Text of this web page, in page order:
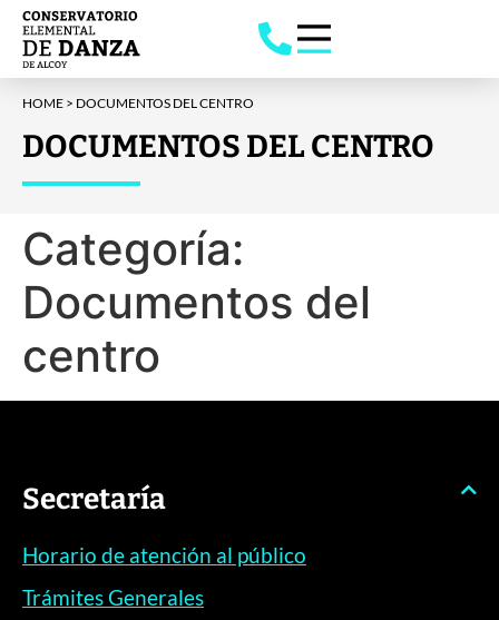
HOME > DOCUMENTOS DEL CENTRO
DOCUMENTOS DEL CENTRO
Categoría:
Documentos del
centro
Secretaría
Horario de atención al público
Trámites Generales